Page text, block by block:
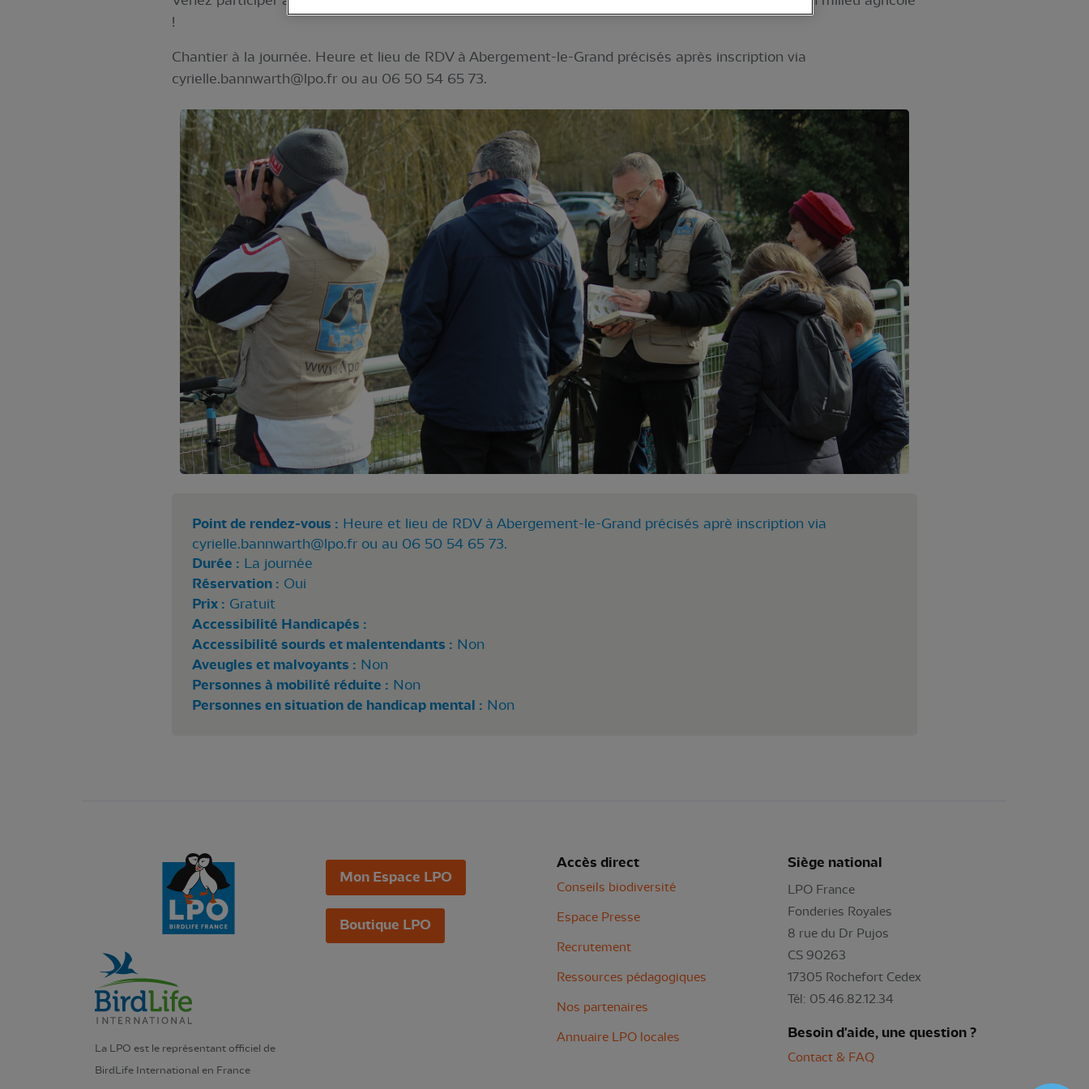
!
Chantier à la journée. Heure et lieu de RDV à Abergement-le-Grand précisés après inscription via
cyrielle.bannwarth@lpo.frou au 06 50 54 65 73.
Point de rendez-vous : Heure et lieu de RDV à Abergement-le-Grand précisés aprè inscription via
cyrielle.bannwarth@lpo.frou au 06 50 54 65 73.
Durée : La journée
Réservation : Oui
Prix : Gratuit
Accessibilité Handicapés :
Accessibilité sourds et malentendants : Non
Aveugles et malvoyants : Non
Personnes à mobilité réduite : Non
Personnes en situation de handicap mental : Non
La LPO est le représentant officiel de
BirdLife International en France
Mon Espace LPO
Boutique LPO
Accès direct
Conseils biodiversité
Espace Presse
Recrutement
Ressources pédagogiques
Nos partenaires
Annuaire LPO locales
Siège national
LPO France
Fonderies Royales
8 rue du Dr Pujos
CS 90263
17305 Rochefort Cedex
Tél: 05.46.82.12.34
Besoin d'aide, une question ?
Contact & FAQ